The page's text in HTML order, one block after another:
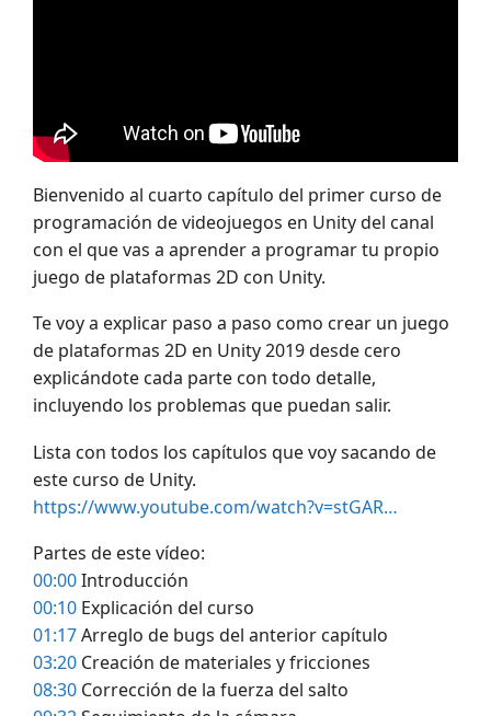
Bienvenido al cuarto capítulo del primer curso de
programación de videojuegos en Unity del canal
con el que vas a aprender a programar tu propio
juego de plataformas 2D con Unity.
Te voy a explicar paso a paso como crear un juego
de plataformas 2D en Unity 2019 desde cero
explicándote cada parte con todo detalle,
incluyendo los problemas que puedan salir.
Lista con todos los capítulos que voy sacando de
este curso de Unity.
https://www.youtube.com/watch?v=stGAR…
Partes de este vídeo:
00:00Introducción
00:10 Explicación del curso
01:17Arreglo de bugs del anterior capítulo
03:20 Creación de materiales y fricciones
08:30 Corrección de la fuerza del salto